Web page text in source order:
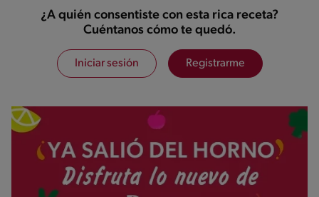
¿A quién consentiste con esta rica receta?
Cuéntanos cómo te quedó.
Iniciar sesión Registrarme